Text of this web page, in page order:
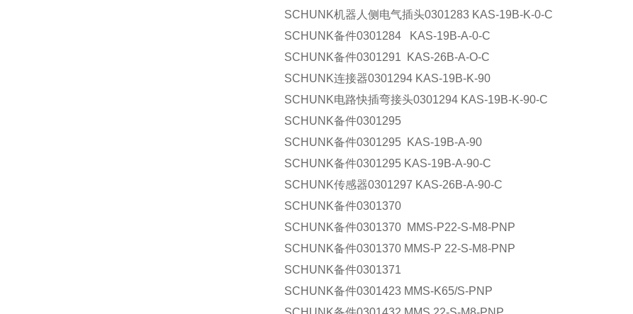
SCHUNK机器人侧电气插头0301283 KAS-19B-K-0-C
SCHUNK备件0301284 KAS-19B-A-0-C
SCHUNK备件0301291 KAS-26B-A-O-C
SCHUNK连接器0301294 KAS-19B-K-90
SCHUNK电路快插弯接头0301294 KAS-19B-K-90-C
SCHUNK备件0301295
SCHUNK备件0301295 KAS-19B-A-90
SCHUNK备件0301295 KAS-19B-A-90-C
SCHUNK传感器0301297 KAS-26B-A-90-C
SCHUNK备件0301370
SCHUNK备件0301370 MMS-P22-S-M8-PNP
SCHUNK备件0301370 MMS-P 22-S-M8-PNP
SCHUNK备件0301371
SCHUNK备件0301423 MMS-K65/S-PNP